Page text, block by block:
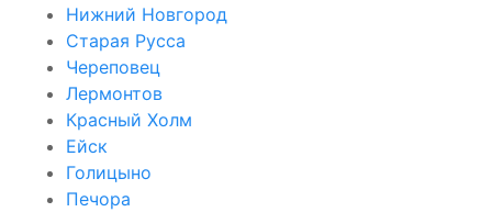
Нижний Новгород
Старая Русса
Череповец
Лермонтов
Красный Холм
Ейск
Голицыно
Печора